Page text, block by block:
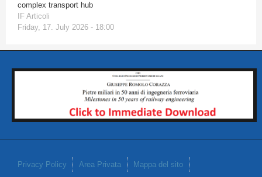
complex transport hub
IF Articoli
Friday, 17. July 2026 - 18:00
Privacy Policy Area Privata Mappa del sito